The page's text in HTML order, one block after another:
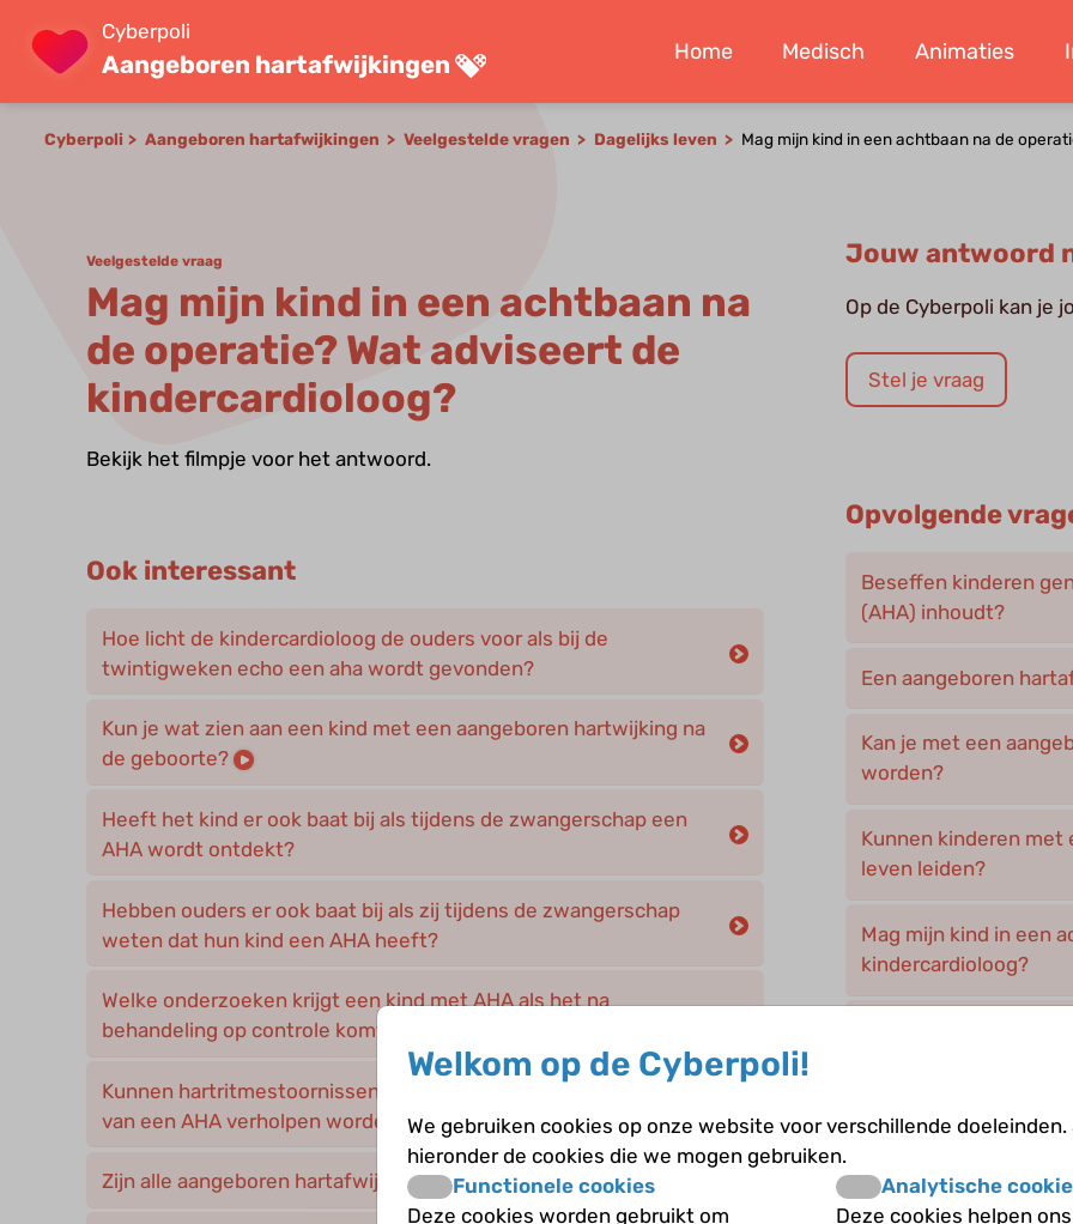
Cyberpoli
Aangeboren hartafwijkingen Home Medisch Animaties
Cyberpoli Aangeboren hartafwijkingen Veelgestelde vragen Dagelijks leven Mag mijn kind in een achtbaan na de
Veelgestelde vraag
Mag mijn kind in een achtbaan na
de operatie? Wat adviseert de
kindercardioloog?
Bekijk het filmpje voor het antwoord.
Ook interessant
Hoe licht de kindercardioloog de ouders voor als bij de
twintigweken echo een aha wordt gevonden?
Kun je wat zien aan een kind met een aangeboren hartwijking na
de geboorte?
Heeft het kind er ook baat bij als tijdens de zwangerschap een
AHA wordt ontdekt?
Hebben ouders er ook baat bij als zij tijdens de zwangerschap
weten dat hun kind een AHA heeft?
Welke onderzoeken krijgt een kind met AHA als het na
behandeling op controle komt?
Kunnen hartritmestoornissen als restafwijking na een operatie
van een AHA verholpen worden?
Zijn alle aangeboren hartafwijkingen (AHA) even ernstig?
Jouw antwoord
Op de Cyberpoli kan je
Stel je vraag
Opvolgende
Beseffen kinderen
(AHA) inhoudt?
Een aangeboren
Kan je met een
worden?
Kunnen kinderen met
leven leiden?
Mag mijn kind in een
kindercardioloog?
Mogen kinderen met
Welkom op de Cyberpoli!
We gebruiken cookies op onze website voor verschillende
hieronder de cookies die we mogen gebruiken.
Functionele cookies
Deze cookies worden gebruikt om
Analytische
Deze cookies helpen